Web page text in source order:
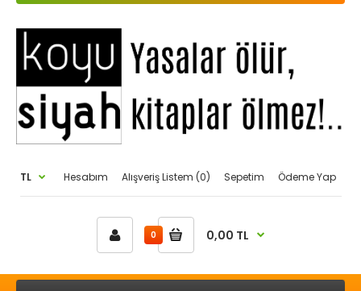
TL Hesabım Alışveriş Listem (0) Sepetim Ödeme Yap
0 0,00 TL